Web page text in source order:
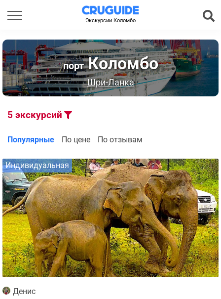
Экскурсии Коломбо
портКоломбо
Шри-Ланка
5 экскурсий
Популярные По цене По отзывам
Индивидуальная
Денис